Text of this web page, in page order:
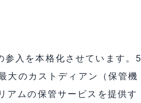
参入を本格化させています。5
大のカストディアン（保管機
アムの保管サービスを提供す